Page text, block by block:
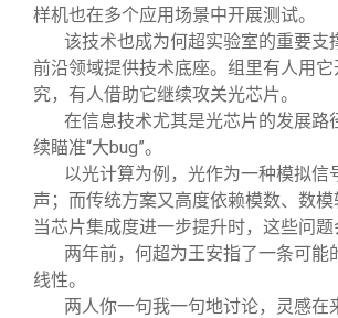
样机也在多个应用场景中开展测试。
该技术也成为何超实验室的重要支
前沿领域提供技术底座。组里有人用
究，有人借助它继续攻关光芯片。
在信息技术尤其是光芯片的发展路
续瞄准“大bug”。
以光计算为例，光作为一种模拟信
声；而传统方案又高度依赖模数、数模
当芯片集成度进一步提升时，这些问题
两年前，何超为王安指了一条可能
线性。
两人你一句我一句地讨论，灵感在